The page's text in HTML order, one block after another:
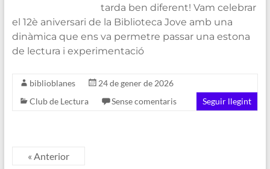
tarda ben diferent! Vam celebrar
el 12è aniversari de la Biblioteca Jove amb una
dinàmica que ens va permetre passar una estona
de lectura i experimentació
biblioblanes
24 de gener de 2026
Club de Lectura
Sense comentaris Seguir llegint
« Anterior